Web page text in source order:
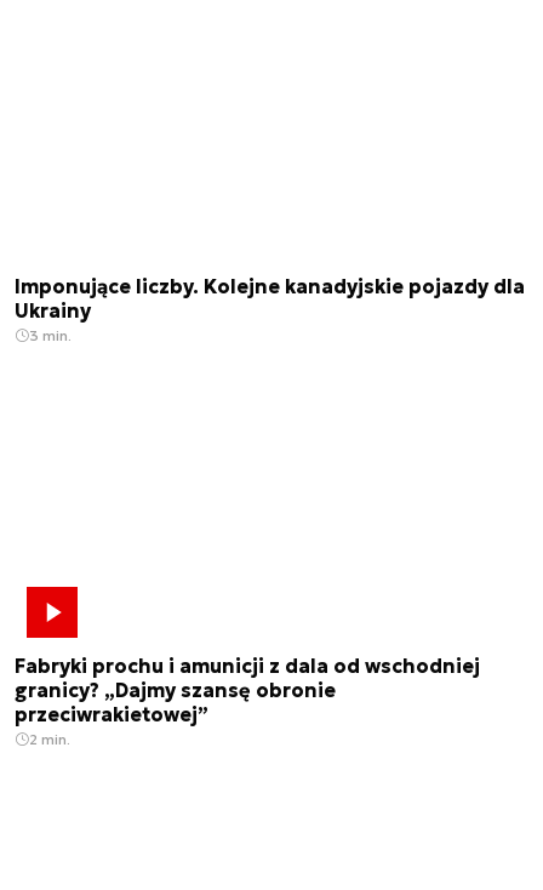
Imponujące liczby. Kolejne kanadyjskie pojazdy dla
Ukrainy
3 min.
Fabryki prochu i amunicji z dala od wschodniej
granicy? „Dajmy szansę obronie
przeciwrakietowej”
2 min.